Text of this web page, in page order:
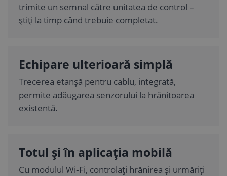
trimite un semnal către unitatea de control –
știți la timp când trebuie completat.
Echipare ulterioară simplă
Trecerea etanșă pentru cablu, integrată,
permite adăugarea senzorului la hrănitoarea
existentă.
Totul și în aplicația mobilă
Cu modulul Wi‑Fi, controlați hrănirea și urmăriți